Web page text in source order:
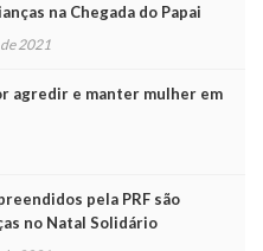
na Chegada do Papai
2021
agredir e manter mulher em
pela PRF são
no Natal Solidário